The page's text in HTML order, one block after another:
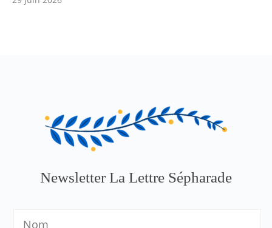
Newsletter La Lettre Sépharade